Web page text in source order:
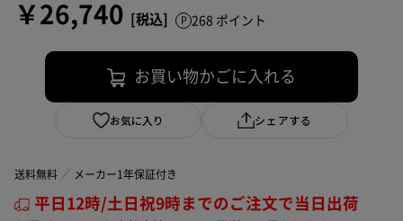
￥26,740 268 ポイント
お買い物かごに入れる
お気に入り シェアする
送料無料 メーカー1年保証付き
平日12時/土日祝9時までのご注文で当日出荷